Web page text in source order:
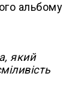
альбому
який